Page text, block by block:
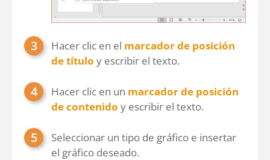
Hacer clic en el marcador de posición
de título y escribir el texto.
Hacer clic en un marcador de posición
de contenido y escribir el texto.
Seleccionar un tipo de gráfico e insertar
el gráfico deseado.